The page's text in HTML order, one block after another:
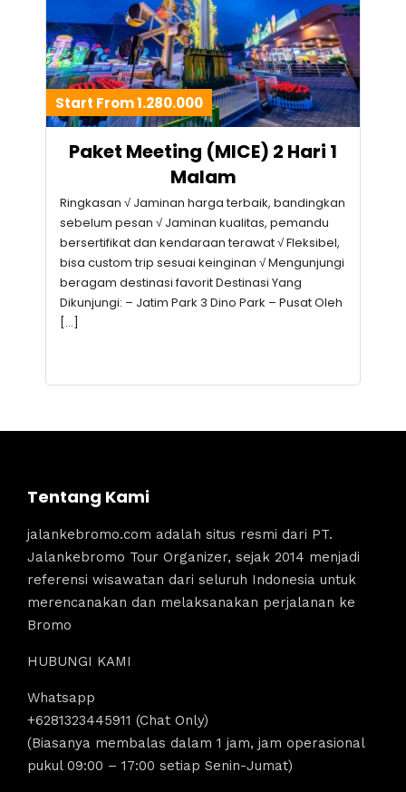
Start From 1.280.000
Paket Meeting (MICE) 2 Hari 1
Malam
Ringkasan √ Jaminan harga terbaik, bandingkan
sebelum pesan √ Jaminan kualitas, pemandu
bersertifikat dan kendaraan terawat √ Fleksibel,
bisa custom trip sesuai keinginan √ Mengunjungi
beragam destinasi favorit Destinasi Yang
Dikunjungi: – Jatim Park 3 Dino Park – Pusat Oleh
[…]
Tentang Kami
jalankebromo.com adalah situs resmi dari PT.
Jalankebromo Tour Organizer, sejak 2014 menjadi
referensi wisawatan dari seluruh Indonesia untuk
merencanakan dan melaksanakan perjalanan ke
Bromo
HUBUNGI KAMI
Whatsapp
+6281323445911 (Chat Only)
(Biasanya membalas dalam 1 jam, jam operasional
pukul 09:00 – 17:00 setiap Senin-Jumat)